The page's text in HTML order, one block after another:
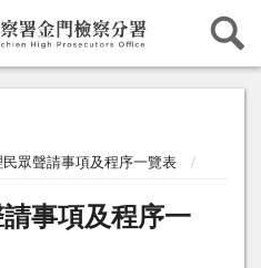
民眾聲請事項及程序一覽表
事項及程序一